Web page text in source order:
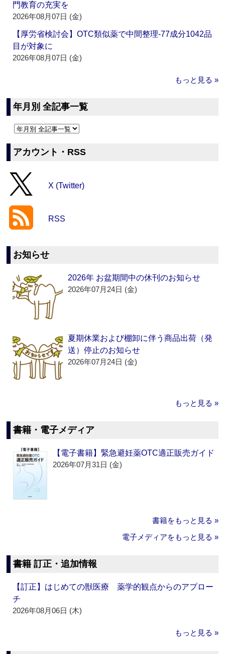
門教育の充実を
2026年08月07日 (金)
【厚労省検討会】OTC類似薬で中間整理‐77成分1042品
目が対象に
2026年08月07日 (金)
もっと見る »
年月別 全記事一覧
アカウント・RSS
X (Twitter)
RSS
お知らせ
2026年 お盆期間中の休刊のお知らせ
2026年07月24日 (金)
夏期休業および棚卸に伴う商品出荷（発
送）停止のお知らせ
2026年07月24日 (金)
もっと見る »
書籍・電子メディア
【電子書籍】緊急避妊薬OTC適正販売ガイド
2026年07月31日 (金)
書籍をもっと見る »
電子メディアをもっと見る »
書籍 訂正・追加情報
【訂正】はじめての獣医療 薬学的観点からのアプロー
チ
2026年08月06日 (木)
もっと見る »